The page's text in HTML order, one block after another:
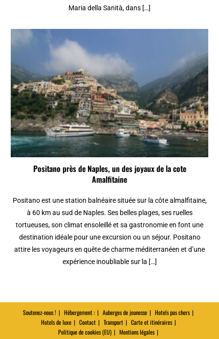
Maria della Sanità, dans […]
Positano près de Naples, un des joyaux de la cote
Amalfitaine
Positano est une station balnéaire située sur la côte almalfitaine,
à 60 km au sud de Naples. Ses belles plages, ses ruelles
tortueuses, son climat ensoleillé et sa gastronomie en font une
destination idéale pour une excursion ou un séjour. Positano
attire les voyageurs en quête de charme méditerranéen et d’une
expérience inoubliable sur la […]
Soutenez-nous ! Hébergement : Auberges de jeunesse
Hotels pas chers
Hotels de luxe
Contact Transport
Carte et itinéraires
Politique de cookies (EU)
Mentions légales